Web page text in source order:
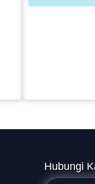
Hubungi